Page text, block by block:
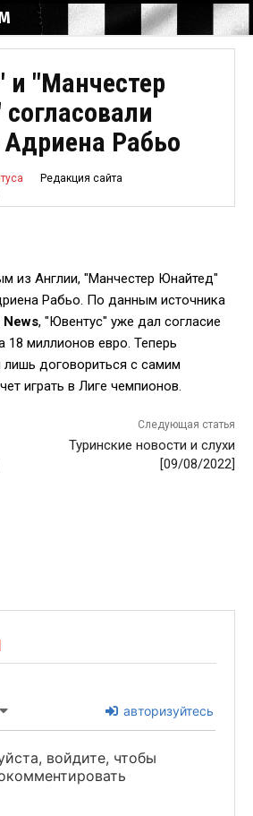
и "Манчестер
Рабьо
Редакция сайта
из Англии, "Манчестер Юнайтед"
Рабьо. По данным источника
News, "Ювентус" уже дал согласие
18 миллионов евро. Теперь
лишь договориться с самим
играть в Лиге чемпионов.
Следующая статья
Туринские новости и слухи
[09/08/2022]
авторизуйтесь
войдите, чтобы